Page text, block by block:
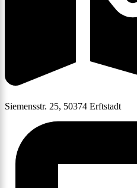
Siemensstr. 25, 50374 Erftstadt